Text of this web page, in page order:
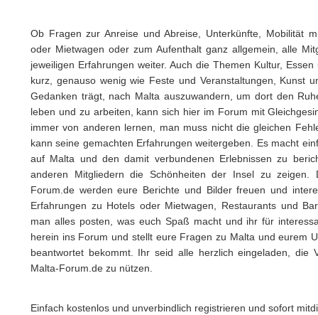
Ob Fragen zur Anreise und Abreise, Unterkünfte, Mobilität
oder Mietwagen oder zum Aufenthalt ganz allgemein, alle
jeweiligen Erfahrungen weiter. Auch die Themen Kultur,
kurz, genauso wenig wie Feste und Veranstaltungen, Kunst
Gedanken trägt, nach Malta auszuwandern, um dort den
leben und zu arbeiten, kann sich hier im Forum mit
immer von anderen lernen, man muss nicht die gleichen
kann seine gemachten Erfahrungen weitergeben. Es macht
auf Malta und den damit verbundenen Erlebnissen zu
anderen Mitgliedern die Schönheiten der Insel zu zeigen.
Forum.de werden eure Berichte und Bilder freuen und
Erfahrungen zu Hotels oder Mietwagen, Restaurants und
man alles posten, was euch Spaß macht und ihr für
herein ins Forum und stellt eure Fragen zu Malta und eurem
beantwortet bekommt. Ihr seid alle herzlich eingeladen, die
Malta-Forum.de zu nützen.
Einfach kostenlos und unverbindlich registrieren und sofort